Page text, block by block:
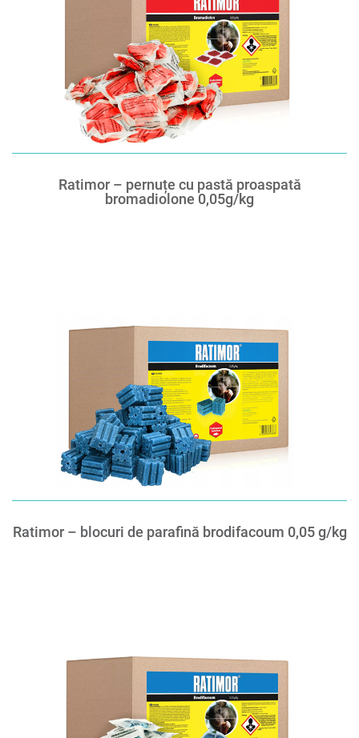
Ratimor – pernuțe cu pastă proaspată
bromadiolone 0,05g/kg
Ratimor – blocuri de parafină brodifacoum 0,05 g/kg